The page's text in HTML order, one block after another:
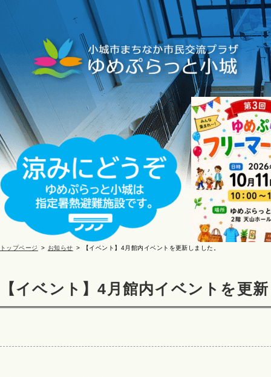
トップページ お知らせ 【イベント】4月館内イベントを更新しました。
【イベント】4月館内イベントを更